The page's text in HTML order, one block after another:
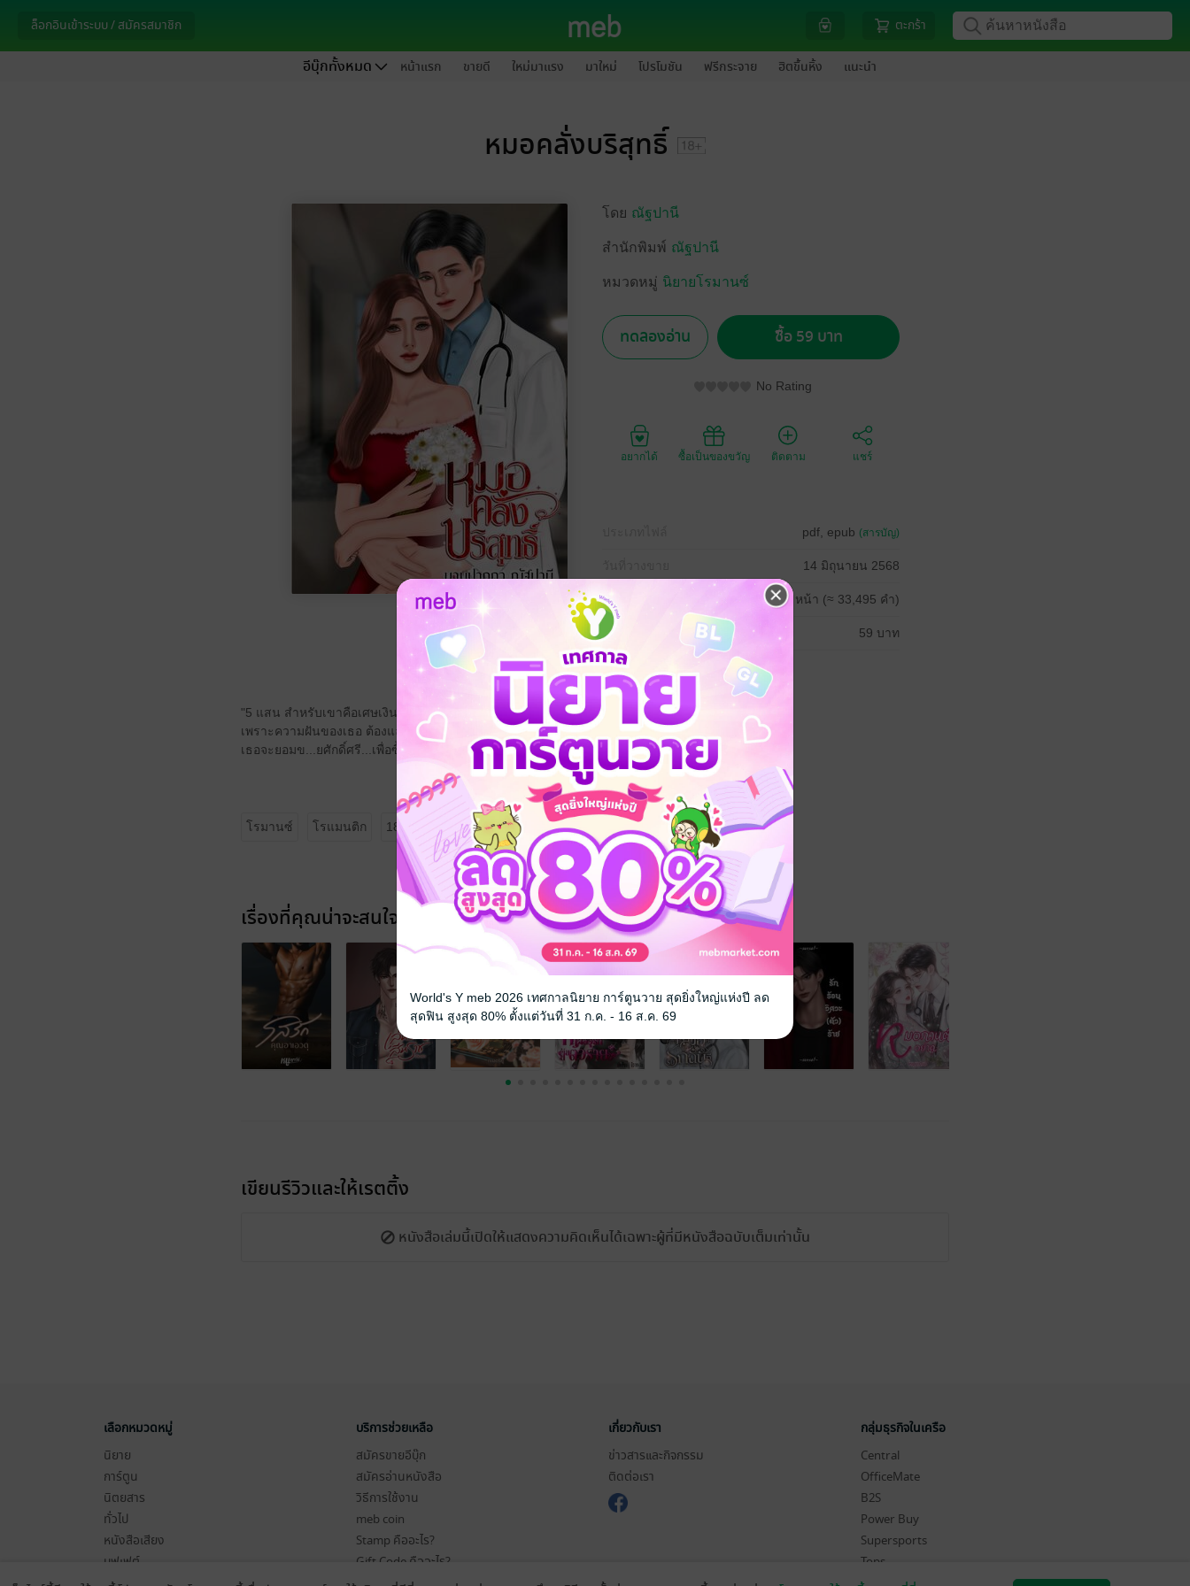
ล็อกอินเข้าระบบ / สมัครสมาชิก ตะกร้า
อีบุ๊กทั้งหมด หน้าแรก ขายดี ใหม่มาแรง มาใหม่ โปรโมชัน ฟรีกระจาย ฮิตขึ้นหิ้ง แนะนำ
หมอคลั่งบริสุทธิ์
โดย ณัฐปานี
สำนักพิมพ์ ณัฐปานี
หมวดหมู่ นิยายโรมานซ์
ทดลองอ่าน ซื้อ 59 บาท
No Rating
อยากได้ ซื้อเป็นของขวัญ ติดตาม แชร์
pdf, epub (สารบัญ)
14 มิถุนายน 2568
ความยาว 177 หน้า (≈ 33,495 คำ)
ราคาปก 59 บาท
"5 แสน สำหรับเขาคือเศษเงิน แต่สำหรับเธอ มันคืออนาคตทั้งชีวิต"
เพราะความฝันของเธอ ต้องแลกมาด้วย ความบริสุทธิ์ ที่ไม่มีวันได้คืน...
เธอจะยอมข...ยศักดิ์ศรี...เพื่อซื้ออนาคตได้จริงหรือ?
โรมานซ์ โรแมนติก 18+ หมอ
เรื่องที่คุณน่าจะสนใจ
เขียนรีวิวและให้เรตติ้ง
หนังสือเล่มนี้เปิดให้แสดงความคิดเห็นได้เฉพาะผู้ที่มีหนังสือฉบับเต็มเท่านั้น
เลือกหมวดหมู่
นิยาย
การ์ตูน
นิตยสาร
ทั่วไป
หนังสือเสียง
บุฟเฟต์
บริการช่วยเหลือ
สมัครขายอีบุ๊ก
สมัครอ่านหนังสือ
วิธีการใช้งาน
meb coin
Stamp คืออะไร?
Gift Code คืออะไร?
เกี่ยวกับเรา
ข่าวสารและกิจกรรม
ติดต่อเรา
กลุ่มธุรกิจในเครือ
Central
OfficeMate
B2S
Power Buy
Supersports
Tops
World's Y meb 2026 เทศกาลนิยาย การ์ตูนวาย สุดยิ่งใหญ่แห่งปี ลด
สุดฟิน สูงสุด 80% ตั้งแต่วันที่ 31 ก.ค. - 16 ส.ค. 69